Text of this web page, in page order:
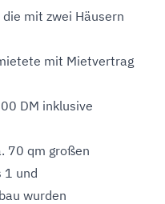
mit zwei Häusern
mit Mietvertrag
DM inklusive
70 qm großen
1 und
wurden